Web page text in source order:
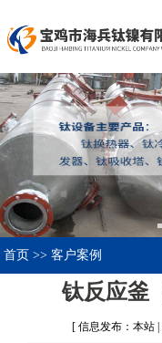
首页 >> 客户案例
钛反应釜
[ 信息发布：本站 |